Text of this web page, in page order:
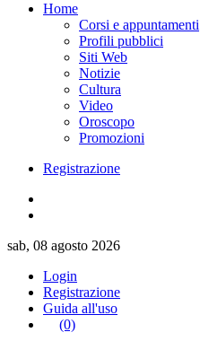
Home
Corsi e appuntamenti
Profili pubblici
Siti Web
Notizie
Cultura
Video
Oroscopo
Promozioni
Registrazione
sab, 08 agosto 2026
Login
Registrazione
Guida all'uso
(0)